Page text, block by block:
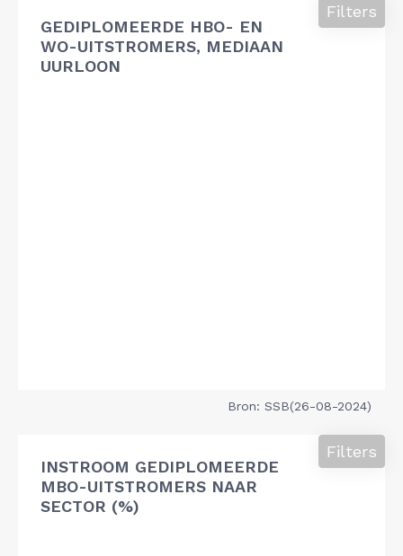
GEDIPLOMEERDE HBO- EN
WO-UITSTROMERS, MEDIAAN
UURLOON
Filters
Bron: SSB(26-08-2024)
INSTROOM GEDIPLOMEERDE
MBO-UITSTROMERS NAAR
SECTOR (%)
Filters